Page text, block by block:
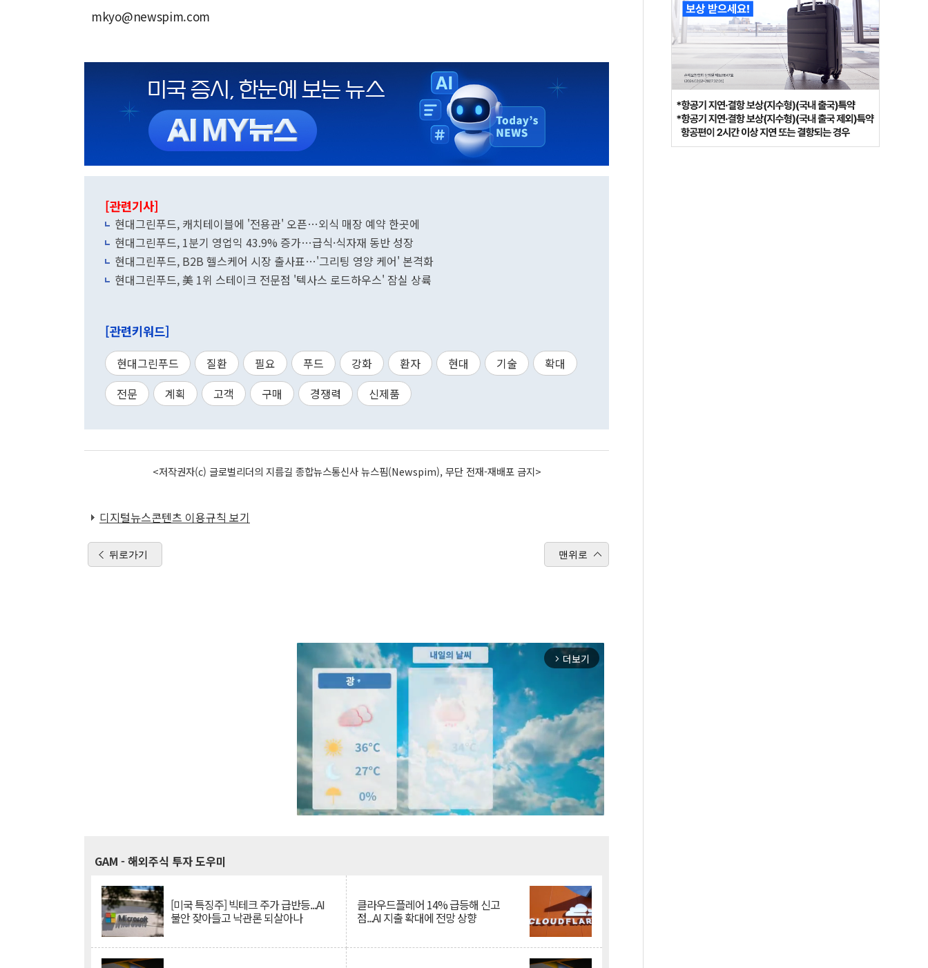
mkyo@newspim.com
[관련기사]
현대그린푸드, 캐치테이블에 '전용관' 오픈…외식 매장 예약 한곳에
현대그린푸드, 1분기 영업익 43.9% 증가…급식·식자재 동반 성장
현대그린푸드, B2B 헬스케어 시장 출사표…'그리팅 영양 케어' 본격화
현대그린푸드, 美 1위 스테이크 전문점 '텍사스 로드하우스' 잠실 상륙
[관련키워드]
현대그린푸드 질환 필요 푸드 강화 환자 현대 기술
확대
전문
계획 고객 구매 경쟁력 신제품
<저작권자(c) 글로벌리더의 지름길 종합뉴스통신사 뉴스핌(Newspim), 무단 전재-재배포 금지>
디지털뉴스콘텐츠 이용규칙 보기
뒤로가기 맨위로
arrow_forward_ios 더보기
GAM - 해외주식 투자 도우미
[미국 특징주] 빅테크 주가 급반등...AI
불안 잦아들고 낙관론 되살아나
클라우드플레어 14% 급등해 신고
점...AI 지출 확대에 전망 상향